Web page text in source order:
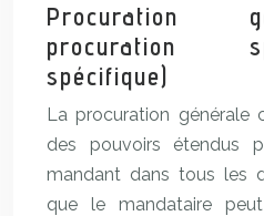
Procuration
procuration
spécifique)
La procuration générale
des pouvoirs étendus
mandant dans tous les
que le mandataire